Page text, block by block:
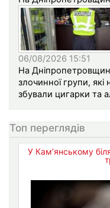
06/08/2026 15:51
На
злочинної групи,
збували цигарки та
Топ переглядів
У Кам’янському